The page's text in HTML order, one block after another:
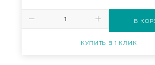
В
КУПИТЬ В 1 КЛИК